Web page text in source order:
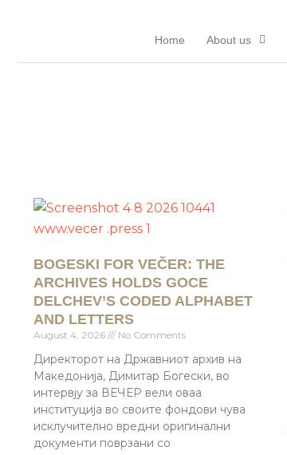
Home About us
BOGESKI FOR VEČER: THE
ARCHIVES HOLDS GOCE
DELCHEV’S CODED ALPHABET
AND LETTERS
August 4, 2026 No Comments
Директорот на Државниот архив на
Македонија, Димитар Богески, во
интервју за ВЕЧЕР вели оваа
институција во своите фондови чува
исклучително вредни оригинални
документи поврзани со